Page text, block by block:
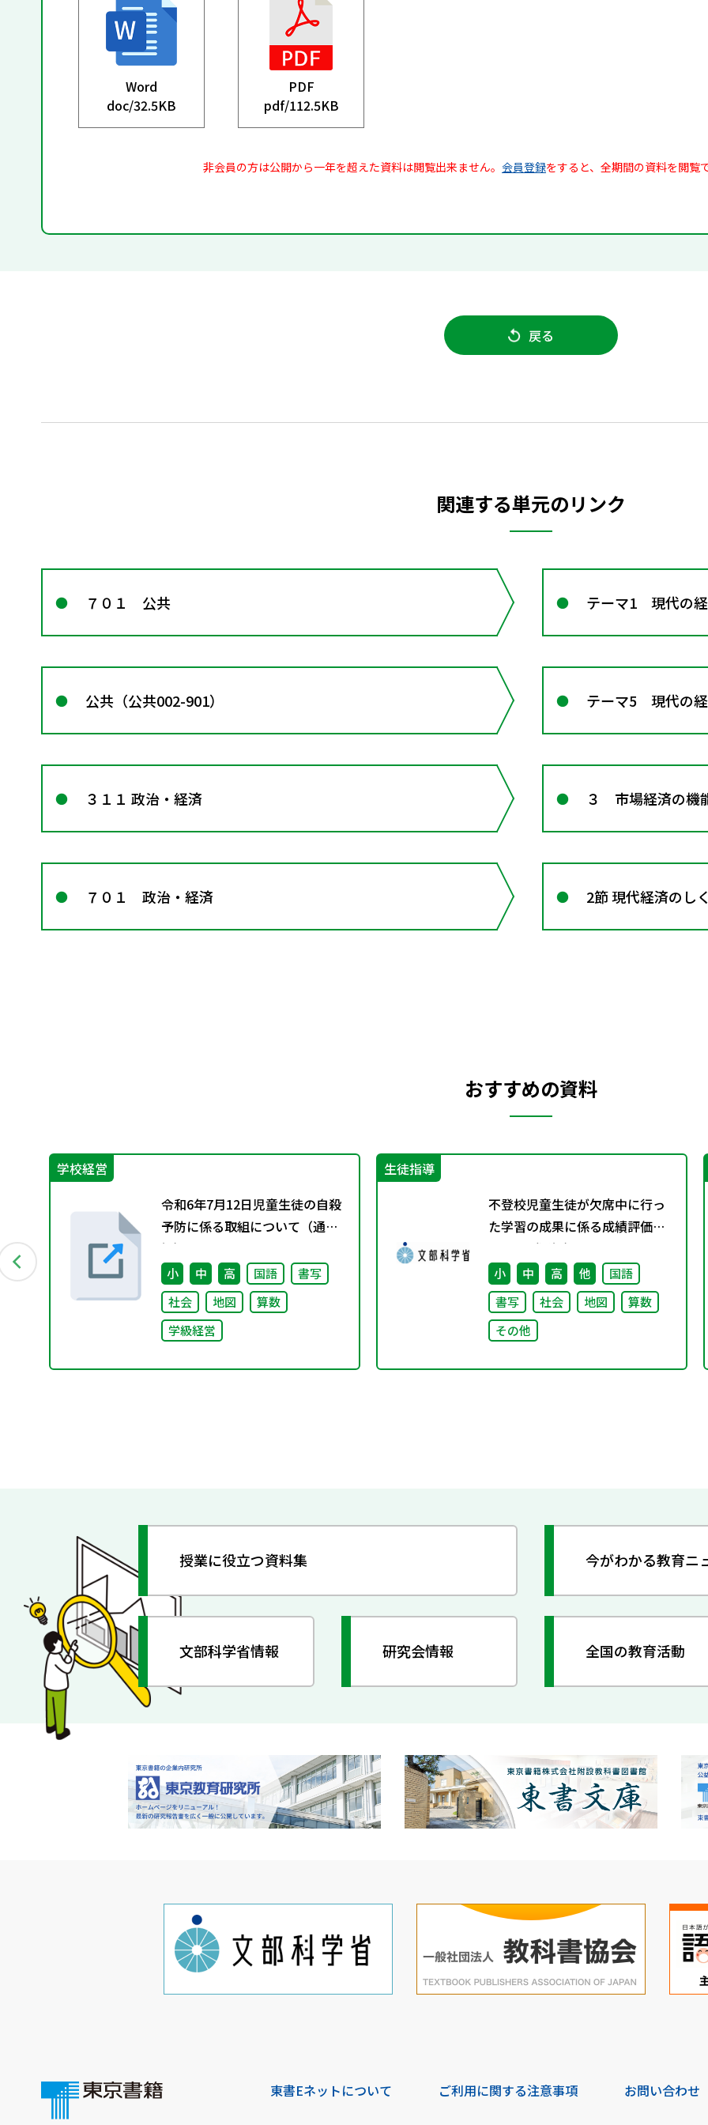
Word
doc/32.5KB
PDF
pdf/112.5KB
非会員の方は公開から一年を超えた資料は閲覧出来ません。 会員登録をすると、全期間の資料を閲覧
戻る
関連する単元のリンク
７０１ 公共 テーマ1 現代の
公共（公共002-901） テーマ5 現代の
３１１ 政治・経済 ３ 市場経済の機
７０１ 政治・経済 2節 現代経済のし
おすすめの資料
学校経営
令和6年7月12日児童生徒の自殺
予防に係る取組について（通
知）
小 中 高 国語
書写
社会
地図
算数
学級経営
生徒指導
不登校児童生徒が欠席中に行っ
た学習の成果に係る成績評価に
ついて（通知）
小 中 高 他
国語
書写
社会 地図
算数
その他
授業に役立つ資料集 今がわかる教育ニ
文部科学省情報 研究会情報 全国の教育活動
東書Eネットについて ご利用に関する注意事項 お問い合わせ